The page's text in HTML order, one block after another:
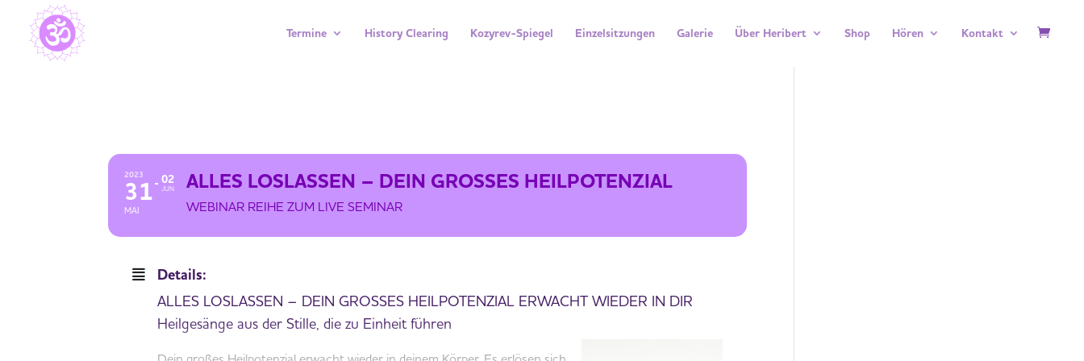
Termine History Clearing Kozyrev-Spiegel Einzelsitzungen Galerie Über Heribert Shop Hören Kontakt
2023
31
MAI
02
JUN ALLES LOSLASSEN – DEIN GROSSES HEILPOTENZIAL
WEBINAR REIHE ZUM LIVE SEMINAR
Details:
ALLES LOSLASSEN – DEIN GROSSES HEILPOTENZIAL ERWACHT WIEDER IN DIR
Heilgesänge aus der Stille, die zu Einheit führen